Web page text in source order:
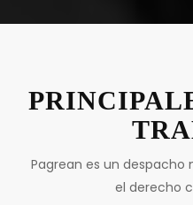
Pagrean es un
el derecho